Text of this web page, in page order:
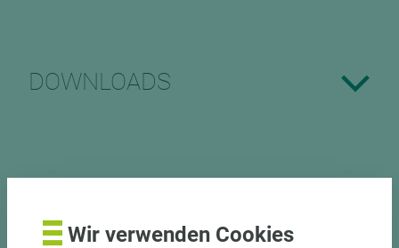
DOWNLOADS
PASSENDES ZUBEHÖR
Wir verwenden Cookies